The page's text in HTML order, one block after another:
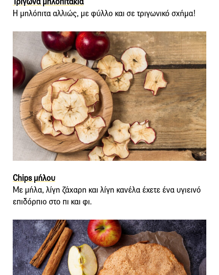
Η μηλόπιτα αλλιώς, με φύλλο και σε τριγωνικό σχήμα!
Chips μήλου
Με μήλα, λίγη ζάχαρη και λίγη κανέλα έχετε ένα υγιεινό
επιδόρπιο στο πι και φι.